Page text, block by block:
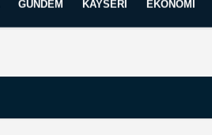
GÜNDEM KAYSERI EKONOMI